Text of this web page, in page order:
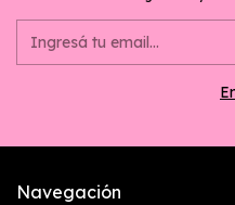
Navegación